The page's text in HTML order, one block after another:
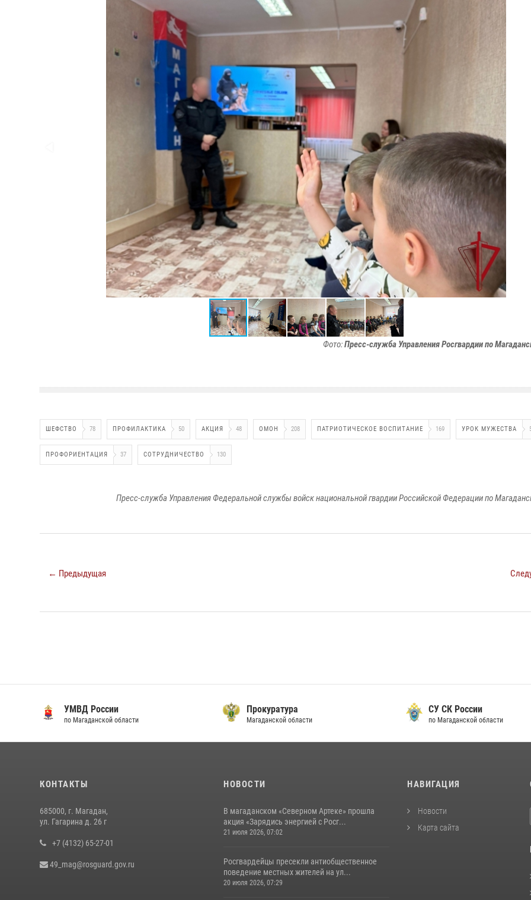
Фото:Пресс-служба Управления Росгвардии по
ШЕФСТВО 78 ПРОФИЛАКТИКА 50 АКЦИЯ 48 ОМОН 208 ПАТРИОТИЧЕСКОЕ ВОСПИТАНИЕ 169 УРОК МУЖЕСТВА
ПРОФОРИЕНТАЦИЯ 37 СОТРУДНИЧЕСТВО 130
Пресс-служба Управления Федеральной службы войск национальной гвардии Российской Федерации по
← Предыдущая
УМВД России
по Магаданской области
Прокуратура
Магаданской области
СУ СК России
по Магаданской области
КОНТАКТЫ
685000, г. Магадан,
ул. Гагарина д. 26 г
+7 (4132) 65-27-01
49_mag@rosguard.gov.ru
НОВОСТИ
В магаданском «Северном Артеке» прошла
акция «Зарядись энергией с Росг...
21 июля 2026, 07:02
Росгвардейцы пресекли антиобщественное
поведение местных жителей на ул...
20 июля 2026, 07:29
НАВИГАЦИЯ
Новости
Карта сайта